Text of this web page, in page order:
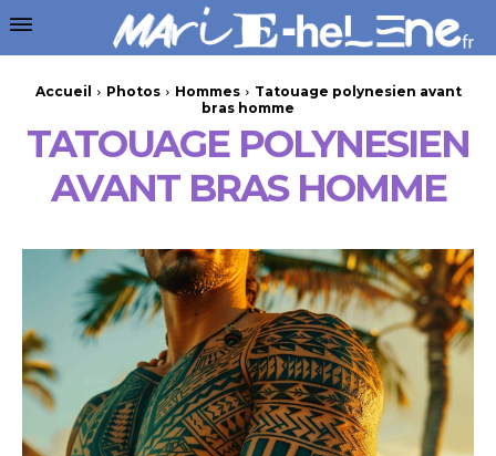
Accueil Photos Hommes
Tatouage polynesien avant
bras homme
TATOUAGE POLYNESIEN
AVANT BRAS HOMME